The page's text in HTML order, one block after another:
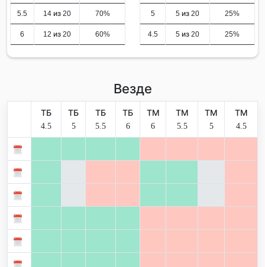
5.5 14 из 20 70%
6 12 из 20 60%
5 5 из 20 25%
4.5 5 из 20 25%
Везде
ТБ
4.5
ТБ
5
ТБ
5.5
ТБ
6
ТМ
6
ТМ
5.5
ТМ
5
ТМ
4.5